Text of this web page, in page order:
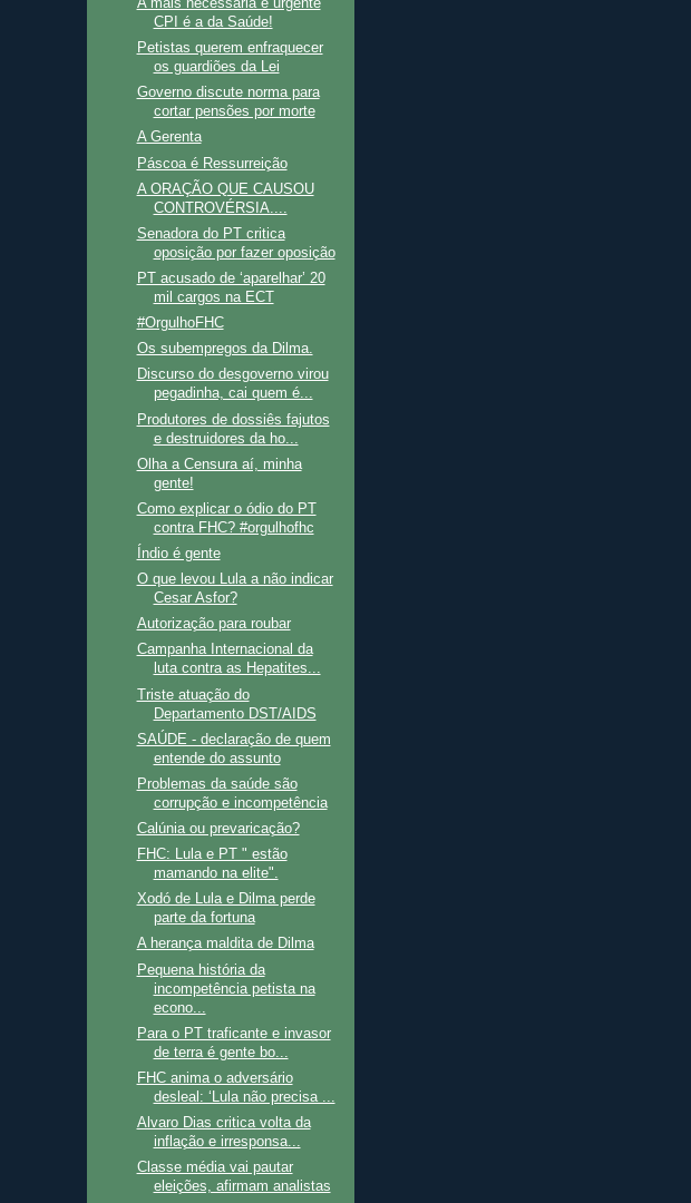
A mais necessária e urgente
CPI é a da Saúde!
Petistas querem enfraquecer
os guardiões da Lei
Governo discute norma para
cortar pensões por morte
A Gerenta
Páscoa é Ressurreição
A ORAÇÃO QUE CAUSOU
CONTROVÉRSIA....
Senadora do PT critica
oposição por fazer oposição
PT acusado de ‘aparelhar’ 20
mil cargos na ECT
#OrgulhoFHC
Os subempregos da Dilma.
Discurso do desgoverno virou
pegadinha, cai quem é...
Produtores de dossiês fajutos
e destruidores da ho...
Olha a Censura aí, minha
gente!
Como explicar o ódio do PT
contra FHC? #orgulhofhc
Índio é gente
O que levou Lula a não indicar
Cesar Asfor?
Autorização para roubar
Campanha Internacional da
luta contra as Hepatites...
Triste atuação do
Departamento DST/AIDS
SAÚDE - declaração de quem
entende do assunto
Problemas da saúde são
corrupção e incompetência
Calúnia ou prevaricação?
FHC: Lula e PT " estão
mamando na elite".
Xodó de Lula e Dilma perde
parte da fortuna
A herança maldita de Dilma
Pequena história da
incompetência petista na
econo...
Para o PT traficante e invasor
de terra é gente bo...
FHC anima o adversário
desleal: ‘Lula não precisa ...
Alvaro Dias critica volta da
inflação e irresponsa...
Classe média vai pautar
eleições, afirmam analistas